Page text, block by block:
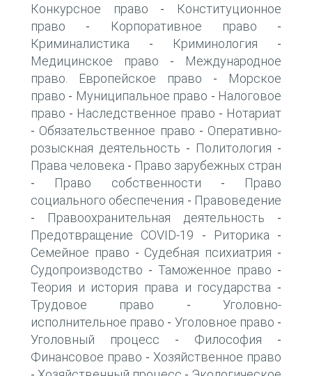
Конкурсное право -
Конституционное
право - Корпоративное право -
Криминалистика - Криминология -
Медицинское право -
Международное
право. Европейское право -
Морское
право - Муниципальное право - Налоговое
право - Наследственное право - Нотариат
- Обязательственное право - Оперативно-
розыскная деятельность - Политология -
Права человека - Право зарубежных стран
- Право собственности -
Право
социального обеспечения - Правоведение
- Правоохранительная деятельность -
Предотвращение COVID-19 - Риторика -
Семейное право - Судебная психиатрия -
Судопроизводство - Таможенное право -
Теория и история права и государства -
Трудовое право -Уголовно-
исполнительное право - Уголовное право -
Уголовный процесс - Философия -
Финансовое право - Хозяйственное право